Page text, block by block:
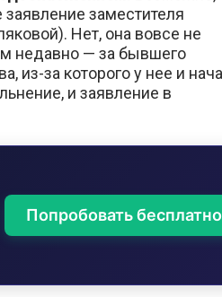
заместителя
Нет, она вовсе не
недавно — за бывшего
из-за которого у нее и
и заявление в
Попробовать бесплатно